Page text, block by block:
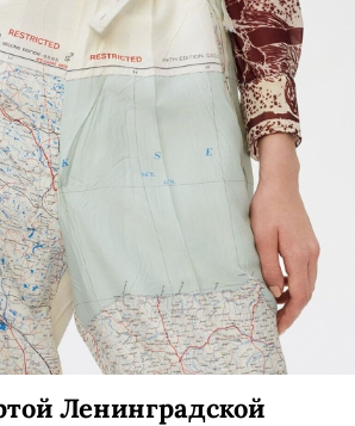
акции
шопинг в UNIQLO
акции. Каждый
свою почту, получает
3000 рублей на шопинг в
Галерея! Поздравляем.